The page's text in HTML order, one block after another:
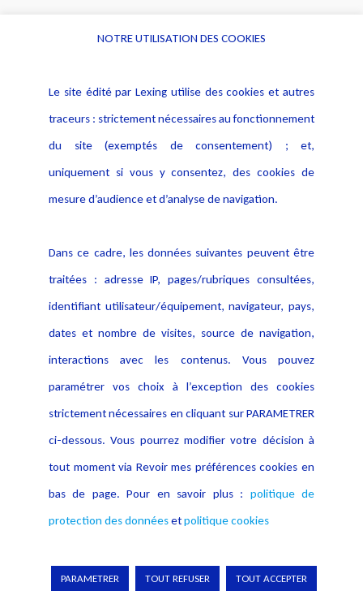
Alerte professionnelle
Déclaration d'accessibilité
Notice Légale
Politique de protection des
données
Publications
Copyright © 2026 Lexing
NOTRE UTILISATION DES COOKIES
Le site édité par Lexing utilise des cookies et autres
traceurs : strictement nécessaires au fonctionnement
du site (exemptés de consentement) ; et,
uniquement si vous y consentez, des cookies de
mesure d’audience et d’analyse de navigation.
Dans ce cadre, les données suivantes peuvent être
traitées : adresse IP, pages/rubriques consultées,
identifiant utilisateur/équipement, navigateur, pays,
dates et nombre de visites, source de navigation,
interactions avec les contenus. Vous pouvez
paramétrer vos choix à l’exception des cookies
strictement nécessaires en cliquant sur PARAMETRER
ci-dessous. Vous pourrez modifier votre décision à
tout moment via Revoir mes préférences cookies en
bas de page. Pour en savoir plus : politique de
protection des donnéesetpolitique cookies
PARAMETRER TOUT REFUSER TOUT ACCEPTER